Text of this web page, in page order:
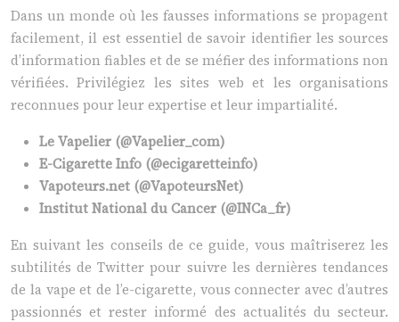
Dans un monde où les fausses informations se propagent
facilement, il est essentiel de savoir identifier les sources
d’information fiables et de se méfier des informations non
vérifiées. Privilégiez les sites web et les organisations
reconnues pour leur expertise et leur impartialité.
Le Vapelier (@Vapelier_com)
E-Cigarette Info (@ecigaretteinfo)
Vapoteurs.net (@VapoteursNet)
Institut National du Cancer (@INCa_fr)
En suivant les conseils de ce guide, vous maîtriserez les
subtilités de Twitter pour suivre les dernières tendances
de la vape et de l’e-cigarette, vous connecter avec d’autres
passionnés et rester informé des actualités du secteur.